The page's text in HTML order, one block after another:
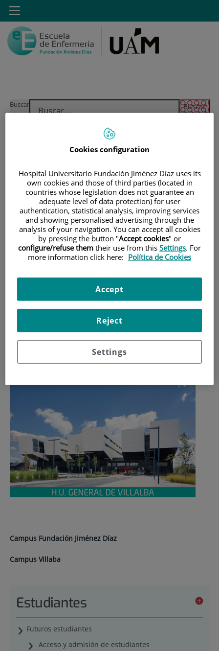
Saltar al contenido
SaltarBuscar
Toggle
navigation
ESTUDIANTES
ENFERMERÍA
CALENDARIOS DE EXÁMENES
Calendarios de Exámenes
Campus Fundación Jiménez Díaz
Campus Villaba
Estudiantes
Futuros estudiantes
Acceso y admisión de estudiantes
Cookies configuration
Hospital Universitario Fundación Jiménez Díaz uses its
own cookies and those of third parties (located in
countries whose legislation does not guarantee an
adequate level of data protection) for user
authentication, statistical analysis, improving services
and showing personalised advertising through the
analysis of your navigation. You can accept all cookies
by pressing the button "Accept cookies" or
configure/refuse them their use from this Settings. For
more information click here: Política de Cookies
Settings
Reject
Accept